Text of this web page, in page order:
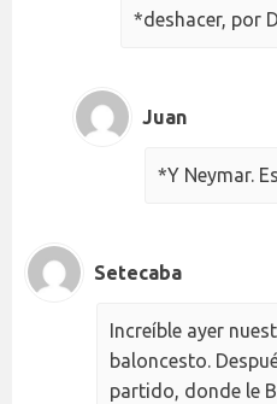
*deshacer, por
Juan
*Y Neymar.
Setecaba
Increíble ayer
baloncesto.
partido, donde le